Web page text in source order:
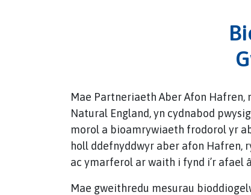
Mae Partneriaeth Aber Afon
Natural England, yn cydnabod
morol a bioamrywiaeth frodorol yr
holl ddefnyddwyr aber afon Hafren,
ac ymarferol ar waith i fynd i’r afael
Mae gweithredu mesurau